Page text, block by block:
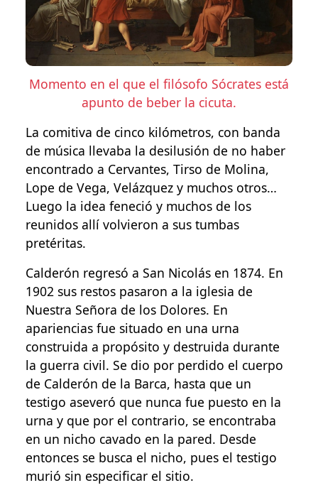
Momento en el que el filósofo Sócrates está
apunto de beber la cicuta.
La comitiva de cinco kilómetros, con banda
de música llevaba la desilusión de no haber
encontrado a Cervantes, Tirso de Molina,
Lope de Vega, Velázquez y muchos otros…
Luego la idea feneció y muchos de los
reunidos allí volvieron a sus tumbas
pretéritas.
Calderón regresó a San Nicolás en 1874. En
1902 sus restos pasaron a la iglesia de
Nuestra Señora de los Dolores. En
apariencias fue situado en una urna
construida a propósito y destruida durante
la guerra civil. Se dio por perdido el cuerpo
de Calderón de la Barca, hasta que un
testigo aseveró que nunca fue puesto en la
urna y que por el contrario, se encontraba
en un nicho cavado en la pared. Desde
entonces se busca el nicho, pues el testigo
murió sin especificar el sitio.